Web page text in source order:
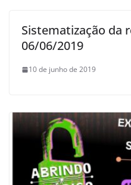
Sistematização da
06/06/2019
10 de junho de 2019